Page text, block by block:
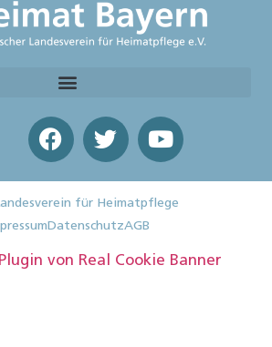
für Heimatpflege
DatenschutzAGB
von Real Cookie Banner